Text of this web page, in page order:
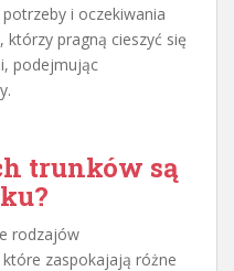
i oczekiwania
którzy pragną cieszyć się
podejmując
trunków są
rodzajów
które zaspokajają różne